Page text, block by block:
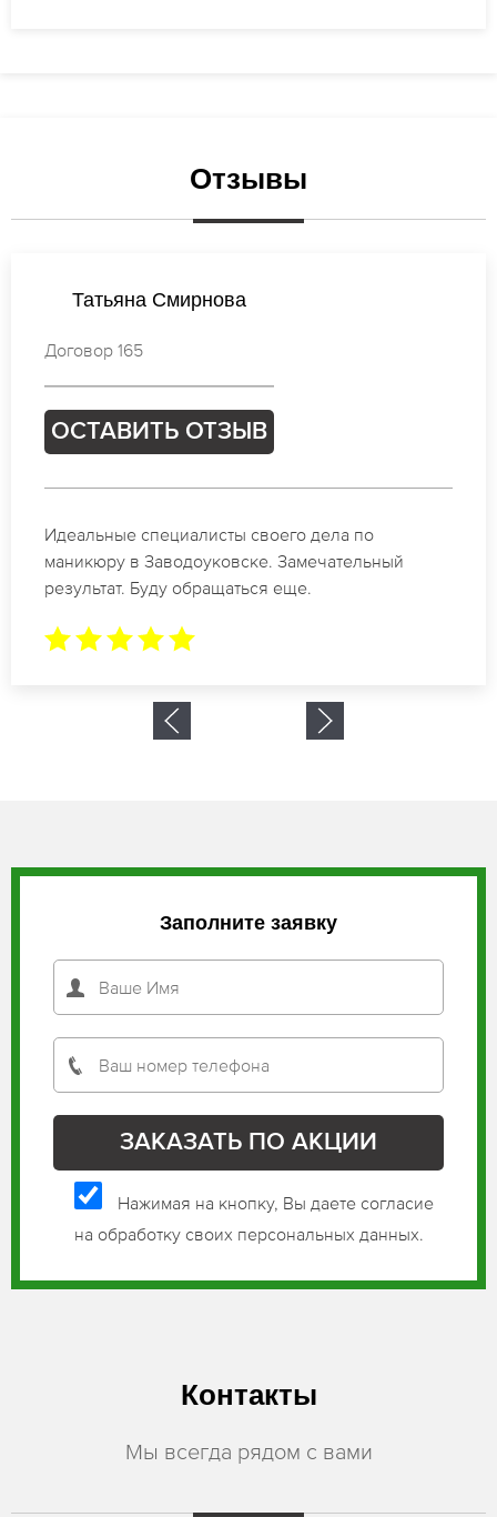
Отзывы
Виктория Соколова
Договор 218
ОСТАВИТЬ ОТЗЫВ
Спасибо огромное. Заказывала маникюр на день
рождение в Заводоуковске. За 1.5 часа все было
готово.
Заполните заявку
Нажимая на кнопку, Вы даете согласие
на обработку своих персональных данных.
Контакты
Мы всегда рядом с вами